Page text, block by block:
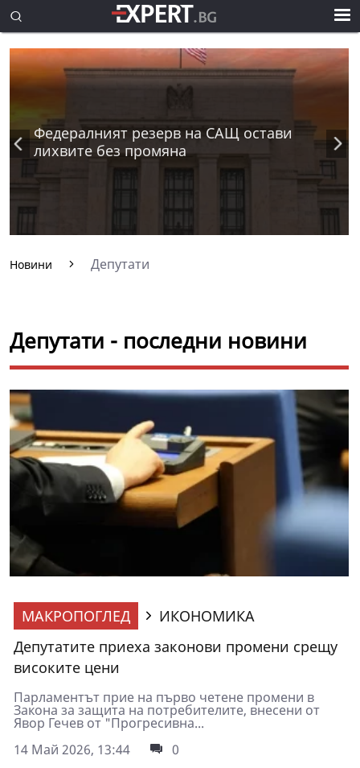
Федералният резерв на САЩ остави
лихвите без промяна
Новини Депутати
Депутати - последни новини
МАКРОПОГЛЕД
ИКОНОМИКА
Депутатите приеха законови промени срещу
високите цени
Парламентът прие на първо четене промени в
Закона за защита на потребителите, внесени от
Явор Гечев от "Прогресивна...
14 Май 2026, 13:44
0